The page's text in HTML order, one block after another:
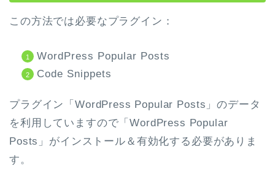
この方法では必要なプラグイン：
WordPress Popular Posts
Code Snippets
プラグイン「WordPress Popular Posts」のデータ
を利用していますので「WordPress Popular
Posts」がインストール＆有効化する必要がありま
す。